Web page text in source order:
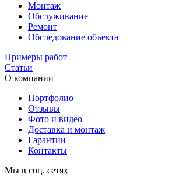
Монтаж
Обслуживание
Ремонт
Обследование объекта
Примеры работ
Статьи
О компании
Портфолио
Отзывы
Фото и видео
Доставка и монтаж
Гарантии
Контакты
Мы в соц. сетях